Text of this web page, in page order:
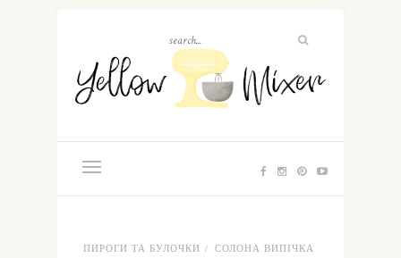
ПИРОГИ ТА БУЛОЧКИ / СОЛОНА ВИПІЧКА